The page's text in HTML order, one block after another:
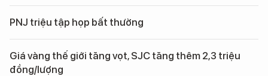
PNJ triệu tập họp bất thường
Giá vàng thế giới tăng vọt, SJC tăng thêm 2,3 triệu
đồng/lượng